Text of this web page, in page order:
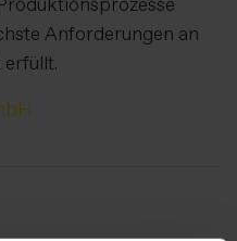
Anforderungen an
erfüllt.